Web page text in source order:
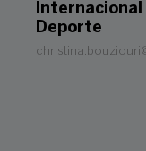
Internacional
Deporte